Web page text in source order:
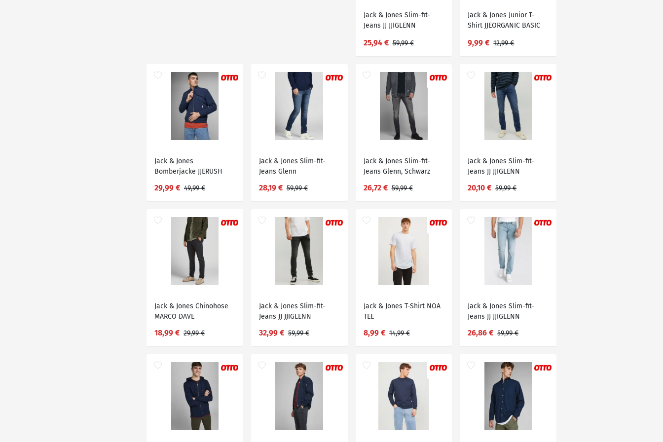
Jack & Jones Slim-fit-
Jeans JJ JJIGLENN
25,94 € 59,99 €
Jack & Jones Junior T-
Shirt JJEORGANIC BASIC
9,99 € 12,99 €
Jack & Jones
Bomberjacke JJERUSH
29,99 € 49,99 €
Jack & Jones Slim-fit-
Jeans Glenn
28,19 € 59,99 €
Jack & Jones Slim-fit-
Jeans Glenn, Schwarz
26,72 € 59,99 €
Jack & Jones Slim-fit-
Jeans JJ JJIGLENN
20,10 € 59,99 €
Jack & Jones Chinohose
MARCO DAVE
18,99 € 29,99 €
Jack & Jones Slim-fit-
Jeans JJ JJIGLENN
32,99 € 59,99 €
Jack & Jones T-Shirt NOA
TEE
8,99 € 14,99 €
Jack & Jones Slim-fit-
Jeans JJ JJIGLENN
26,86 € 59,99 €